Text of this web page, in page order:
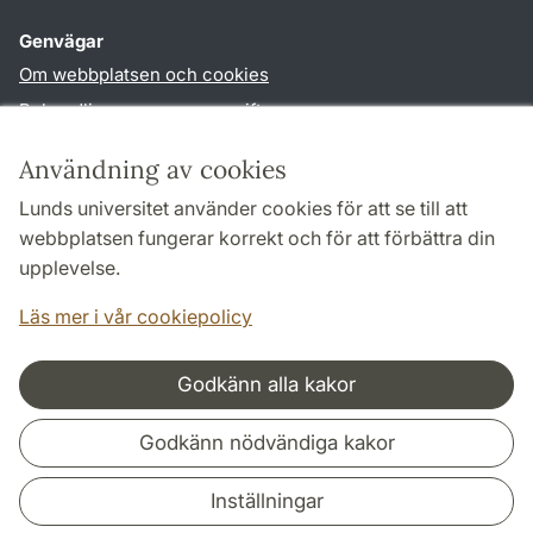
Användning av cookies
Lunds universitet använder cookies för att se till att
webbplatsen fungerar korrekt och för att förbättra din
upplevelse.
Läs mer i vår cookiepolicy
Godkänn alla kakor
Godkänn nödvändiga kakor
Inställningar
Genvägar
Om webbplatsen och cookies
Behandling av personuppgifter
TYPO3-login
Följ oss i sociala medier
Samarbeten och nätverk